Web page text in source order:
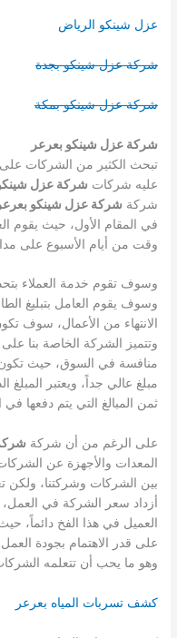
عزل شينكو الرياض
شركة عزل شينكو بجدة
شركة عزل شينكو بمكة
شركة عزل شينكو بعرعر
تبحث الكثير من الشركات على
عليه شركات شركة عزل
شركة شركة عزل شينكو بعرعر
في المقام الأول، حيث يقوم
وقت من أيام الأسبوع على مدار 24 ساعة في
وسوف تقوم خدمة العملاء
وسوف يقوم العامل بتبليغ
الانتهاء من الأعمال، سوف
وتتميز الشركة الخاصة بنا
منافسة في السوق، حيث
مبلغ عالي جداً، ويعتبر
ثمن المبالغ التي يتم دفعها
على الرغم من أن شركة
المعدات والأجهزة عن
بين الشركات وشركتنا، ولكن
أزداد سعر الشركة في العمل،
العميل في هذا الفخ دائماً،
على قدر الاهتمام بجودة
وهو ما يحب أن تتعلمه
كشف تسربات المياه بعرعر